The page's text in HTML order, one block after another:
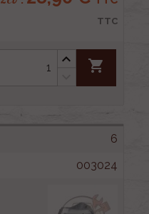
TTC
shopping_cart
6
003024